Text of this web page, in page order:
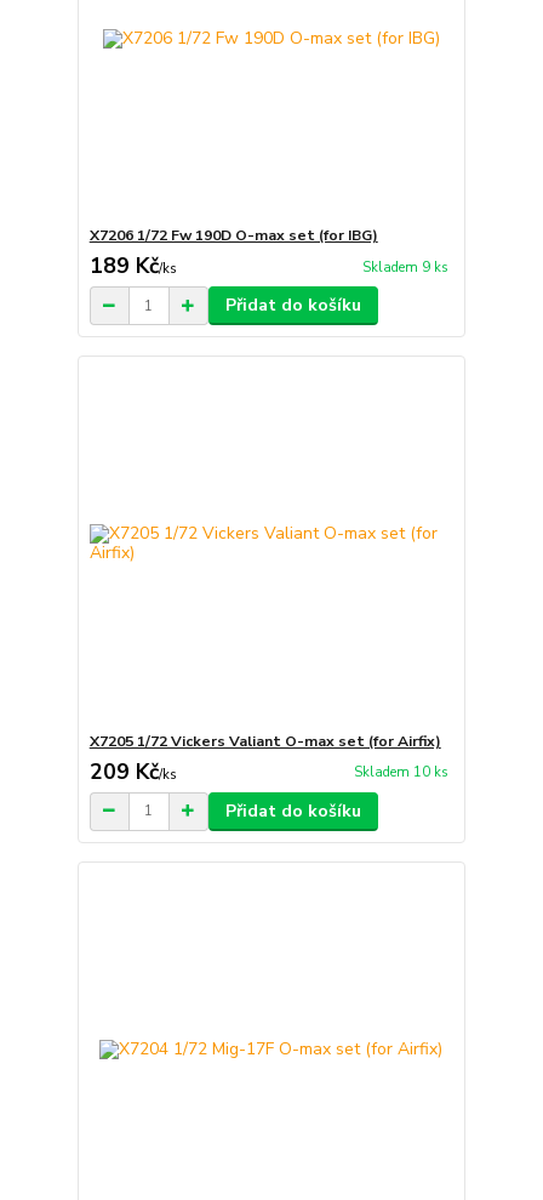
X7206 1/72 Fw 190D O-max set (for IBG)
189 Kč/ks Skladem 9 ks
Přidat do košíku
X7205 1/72 Vickers Valiant O-max set (for Airfix)
209 Kč/ks Skladem 10 ks
Přidat do košíku